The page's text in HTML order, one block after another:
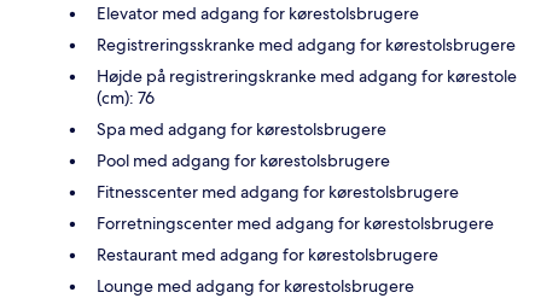
Elevator med adgang for kørestolsbrugere
Registreringsskranke med adgang for kørestolsbrugere
Højde på registreringskranke med adgang for kørestole
(cm): 76
Spa med adgang for kørestolsbrugere
Pool med adgang for kørestolsbrugere
Fitnesscenter med adgang for kørestolsbrugere
Forretningscenter med adgang for kørestolsbrugere
Restaurant med adgang for kørestolsbrugere
Lounge med adgang for kørestolsbrugere